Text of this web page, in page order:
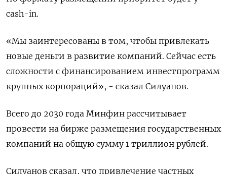
cash-in.
«Мы заинтересованы в том, чтобы привлекать
новые деньги в развитие компаний. Сейчас есть
сложности с финансированием инвестпрограмм
крупных корпораций», - сказал Силуанов.
Всего до 2030 года Минфин рассчитывает
провести на бирже размещения государственных
компаний на общую сумму 1 триллион рублей.
Силуанов сказал, что привлечение частных